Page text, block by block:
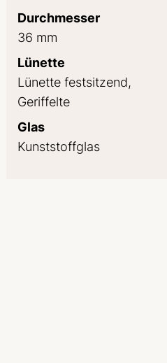
Durchmesser
36 mm
Lünette
Lünette festsitzend,
Geriffelte
Glas
Kunststoffglas